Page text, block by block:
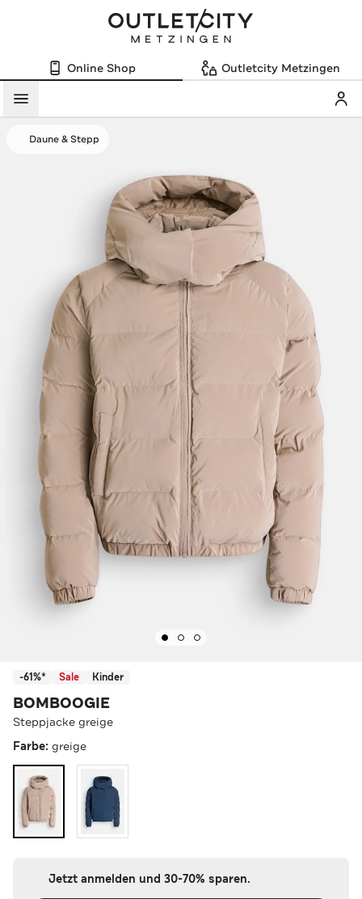
Online Shop Outletcity Metzingen
Menü
Daune & Stepp
-61%* Sale Kinder
BOMBOOGIE
Steppjacke greige
Farbe: greige
Jetzt anmelden und 30-70% sparen.